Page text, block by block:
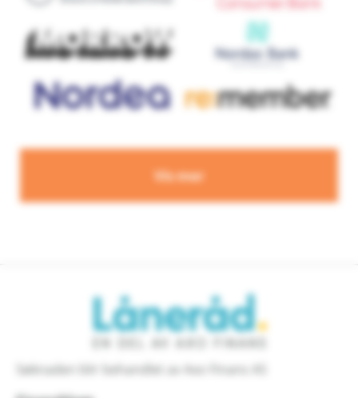
Vis mer
Søknaden blir behandlet av Axo Finans AS